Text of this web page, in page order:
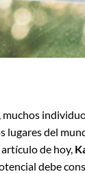
del
de hoy,
debe